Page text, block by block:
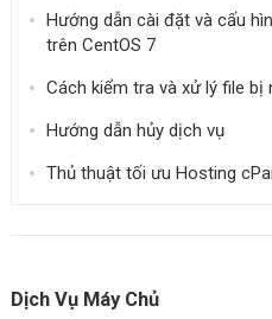
Hướng dẫn cài đặt và cấu
trên CentOS 7
Cách kiểm tra và xử lý file bị
Hướng dẫn hủy dịch vụ
Thủ thuật tối ưu Hosting
Dịch Vụ Máy Chủ